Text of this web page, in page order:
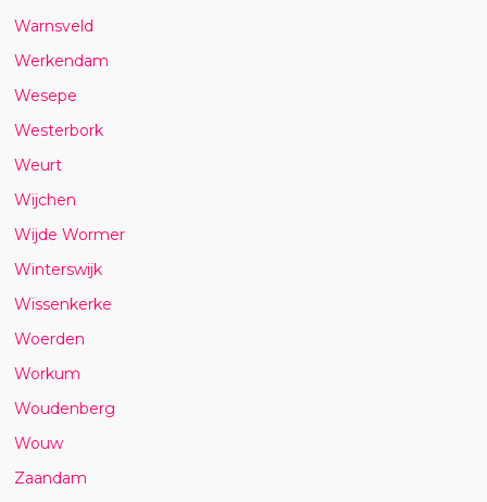
Warnsveld
Werkendam
Wesepe
Westerbork
Weurt
Wijchen
Wijde Wormer
Winterswijk
Wissenkerke
Woerden
Workum
Woudenberg
Wouw
Zaandam